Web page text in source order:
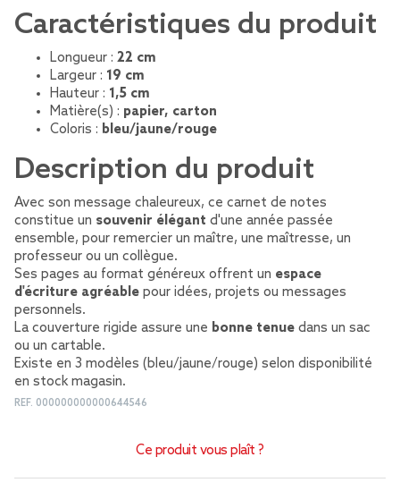
Caractéristiques du produit
Longueur : 22 cm
Largeur : 19 cm
Hauteur : 1,5 cm
Matière(s) : papier, carton
Coloris : bleu/jaune/rouge
Description du produit
Avec son message chaleureux, ce carnet de notes
constitue un souvenir élégant d'une année passée
ensemble, pour remercier un maître, une maîtresse, un
professeur ou un collègue.
Ses pages au format généreux offrent un espace
d'écriture agréable pour idées, projets ou messages
personnels.
La couverture rigide assure une bonne tenue dans un sac
ou un cartable.
Existe en 3 modèles (bleu/jaune/rouge) selon disponibilité
en stock magasin.
REF. 000000000000644546
Ce produit vous plaît ?